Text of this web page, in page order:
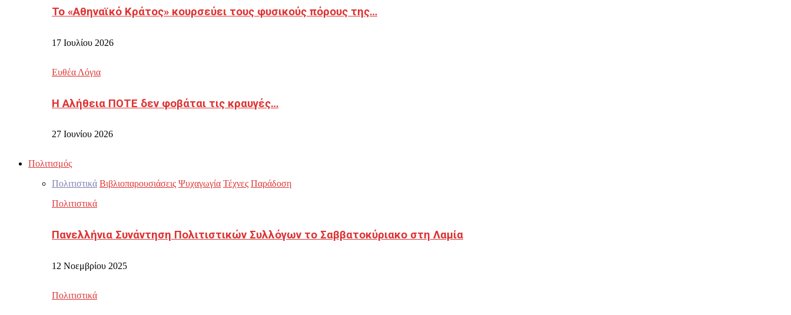
Το «Αθηναϊκό Κράτος» κουρσεύει τους φυσικούς πόρους της…
17 Ιουλίου 2026
Ευθέα Λόγια
Η Αλήθεια ΠΟΤΕ δεν φοβάται τις κραυγές…
27 Ιουνίου 2026
Πολιτισμός
Πολιτιστικά Βιβλιοπαρουσιάσεις Ψυχαγωγία Τέχνες Παράδοση
Πολιτιστικά
Πανελλήνια Συνάντηση Πολιτιστικών Συλλόγων το Σαββατοκύριακο στη Λαμία
12 Νοεμβρίου 2025
Πολιτιστικά